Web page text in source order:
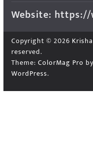
Website:
Copyright © 2026
reserved.
Theme: ColorMag Pro
WordPress.